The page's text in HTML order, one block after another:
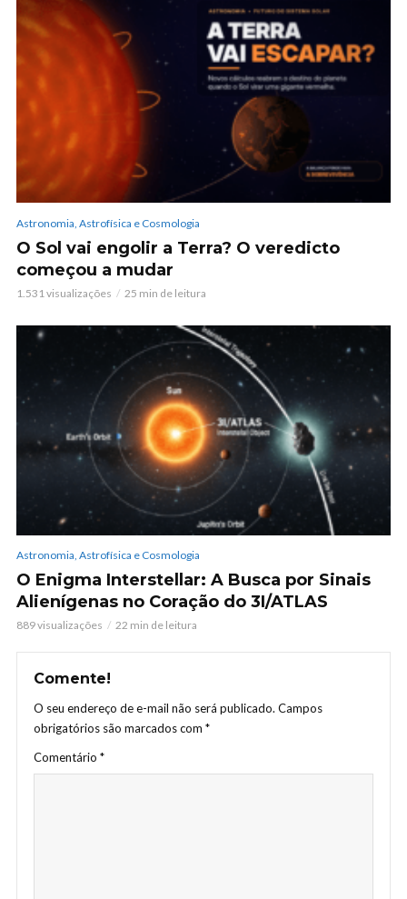
Astronomia, Astrofísica e Cosmologia
O Sol vai engolir a Terra? O veredicto
começou a mudar
1.531 visualizações 25 min de leitura
Astronomia, Astrofísica e Cosmologia
O Enigma Interstellar: A Busca por Sinais
Alienígenas no Coração do 3I/ATLAS
889 visualizações 22 min de leitura
Comente!
O seu endereço de e-mail não será publicado. Campos
obrigatórios são marcados com *
Comentário *